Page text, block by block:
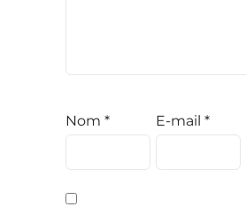
Nom * E-mail *